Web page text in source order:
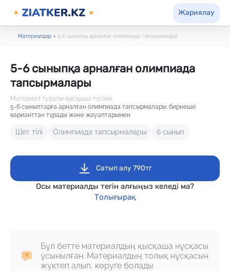
Жариялау
Материалдар ● 5-6 сыныпқа арналған олимпиада тапсырмалары
5-6 сыныпқа арналған олимпиада
тапсырмалары
Материал туралы қысқаша түсінік
5-6 сыныптарға арналған олимпиада тапсырмалары. бирнеше
варианттан түрады және жауаптарымен
Шет тілі Олимпиада тапсырмалары 6 сынып
Сатып алу 790тг
Осы материалды тегін алғыңыз келеді ма?
Толығырақ
Бұл бетте материалдың қысқаша нұсқасы
ұсынылған. Материалдың толық нұсқасын
жүктеп алып, көруге болады